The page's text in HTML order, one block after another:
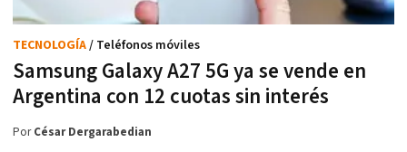
Samsung Galaxy A27 5G ya se vende en
Argentina con 12 cuotas sin interés
TECNOLOGÍA/ Teléfonos móviles
PorCésar Dergarabedian